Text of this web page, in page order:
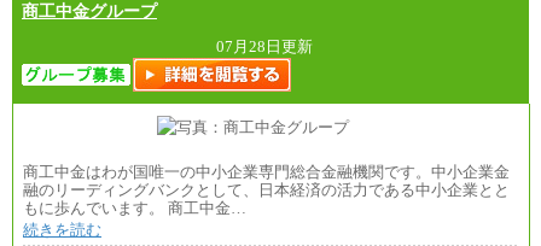
商工中金グループ
07月28日更新
商工中金はわが国唯一の中小企業専門総合金融機関です。中小企業金
融のリーディングバンクとして、日本経済の活力である中小企業とと
もに歩んでいます。 商工中金…
続きを読む